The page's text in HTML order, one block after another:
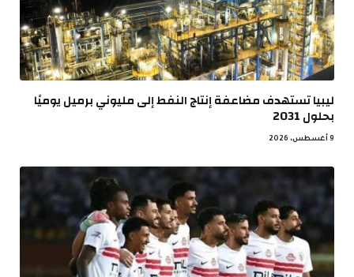
ليبيا تستهدف مضاعفة إنتاج النفط إلى مليوني برميل يوميًا
بحلول 2031
9 أغسطس، 2026